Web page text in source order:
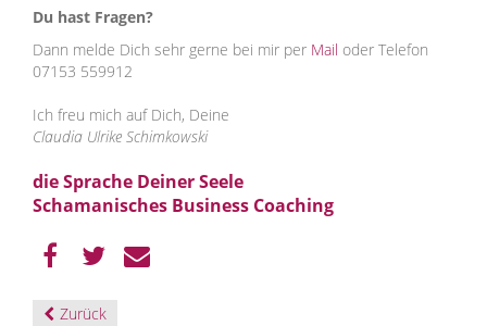
Du hast Fragen?
Dann melde Dich sehr gerne bei mir per Mail oder Telefon
07153 559912
Ich freu mich auf Dich, Deine
Claudia Ulrike Schimkowski
die Sprache Deiner Seele
Schamanisches Business Coaching
Zurück